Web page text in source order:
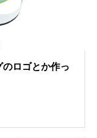
ロゴとか作っ